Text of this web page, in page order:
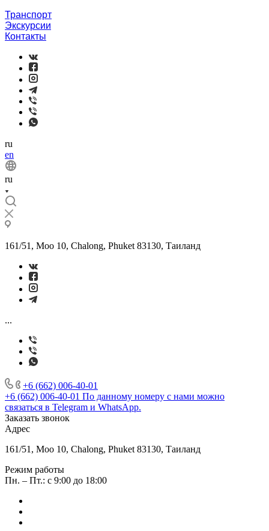
Транспорт
Экскурсии
Контакты
ru
en
ru
161/51, Moo 10, Chalong, Phuket 83130, Таиланд
...
+6 (662) 006-40-01
+6 (662) 006-40-01 По данному номеру с нами можно
связаться в Telegram и WhatsApp.
Заказать звонок
Адрес
161/51, Moo 10, Chalong, Phuket 83130, Таиланд
Режим работы
Пн. – Пт.: с 9:00 до 18:00